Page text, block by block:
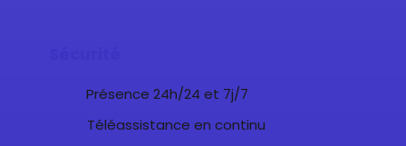
Présence 24h/24 et 7j/7
Téléassistance en continu